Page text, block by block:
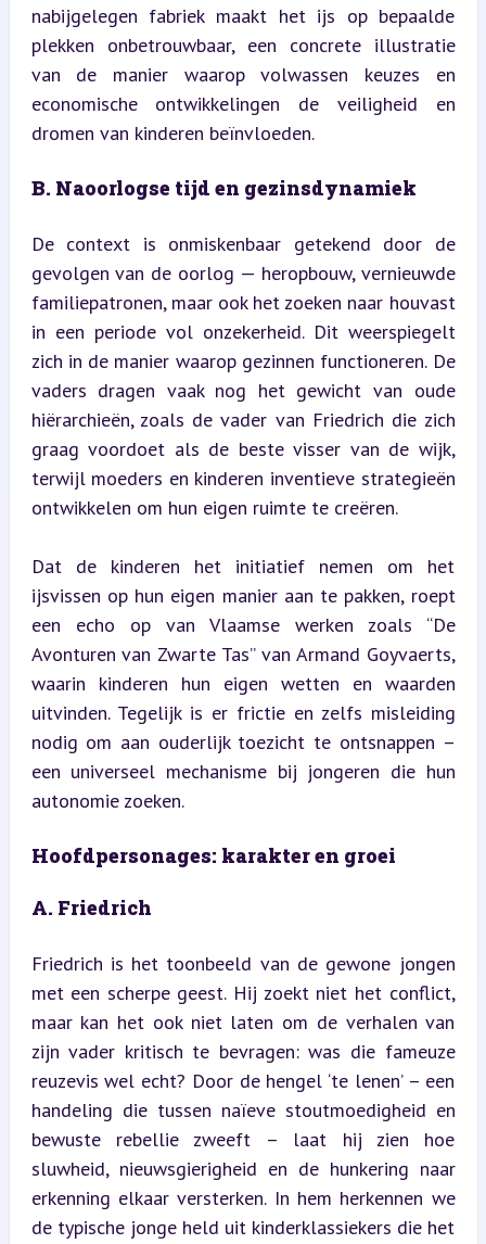
nabijgelegen fabriek maakt het ijs op bepaalde
plekken onbetrouwbaar, een concrete illustratie
van de manier waarop volwassen keuzes en
economische ontwikkelingen de veiligheid en
dromen van kinderen beïnvloeden.
B. Naoorlogse tijd en gezinsdynamiek
De context is onmiskenbaar getekend door de
gevolgen van de oorlog — heropbouw, vernieuwde
familiepatronen, maar ook het zoeken naar houvast
in een periode vol onzekerheid. Dit weerspiegelt
zich in de manier waarop gezinnen functioneren. De
vaders dragen vaak nog het gewicht van oude
hiërarchieën, zoals de vader van Friedrich die zich
graag voordoet als de beste visser van de wijk,
terwijl moeders en kinderen inventieve strategieën
ontwikkelen om hun eigen ruimte te creëren.
Dat de kinderen het initiatief nemen om het
ijsvissen op hun eigen manier aan te pakken, roept
een echo op van Vlaamse werken zoals “De
Avonturen van Zwarte Tas” van Armand Goyvaerts,
waarin kinderen hun eigen wetten en waarden
uitvinden. Tegelijk is er frictie en zelfs misleiding
nodig om aan ouderlijk toezicht te ontsnappen –
een universeel mechanisme bij jongeren die hun
autonomie zoeken.
Hoofdpersonages: karakter en groei
A. Friedrich
Friedrich is het toonbeeld van de gewone jongen
met een scherpe geest. Hij zoekt niet het conflict,
maar kan het ook niet laten om de verhalen van
zijn vader kritisch te bevragen: was die fameuze
reuzevis wel echt? Door de hengel ‘te lenen’ – een
handeling die tussen naïeve stoutmoedigheid en
bewuste rebellie zweeft – laat hij zien hoe
sluwheid, nieuwsgierigheid en de hunkering naar
erkenning elkaar versterken. In hem herkennen we
de typische jonge held uit kinderklassiekers die het